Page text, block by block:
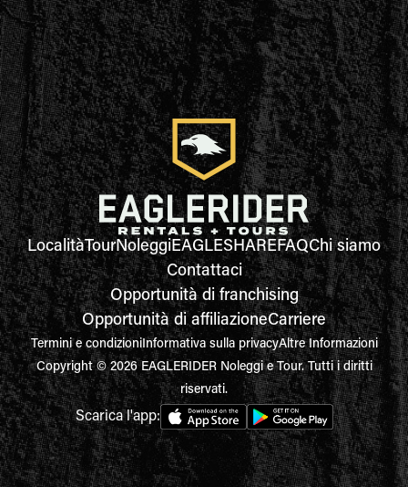
LocalitàTourNoleggiEAGLESHAREFAQChi siamo
Contattaci
Opportunità di franchising
Opportunità di affiliazioneCarriere
Termini e condizioniInformativa sulla privacyAltre Informazioni
Copyright © 2026 EAGLERIDER Noleggi e Tour. Tutti i diritti
riservati.
Scarica l'app: